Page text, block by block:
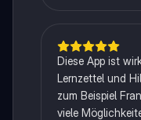
Diese App ist
Lernzettel und
zum Beispiel
viele